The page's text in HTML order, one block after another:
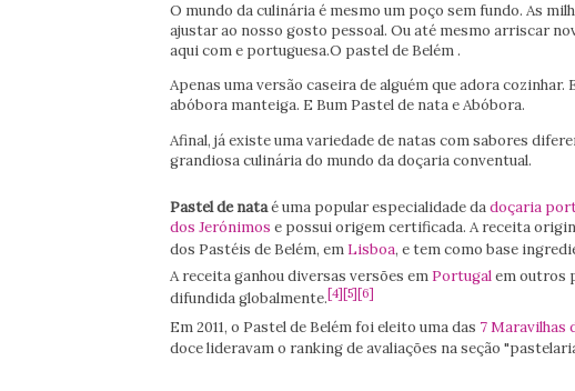
O mundo da culinária é mesmo um poço sem fundo. As
ajustar ao nosso gosto pessoal. Ou até mesmo arriscar
aqui com e portuguesa.O pastel de Belém .
Apenas uma versão caseira de alguém que adora cozinhar.
abóbora manteiga. E Bum Pastel de nata e Abóbora.
Afinal, já existe uma variedade de natas com sabores
grandiosa culinária do mundo da doçaria conventual.
Pastel de nataé uma popular especialidade dadoçaria
dos Jerónimos e possui origem certificada. A receita
dos Pastéis de Belém, emLisboa, e tem como base
A receita ganhou diversas versões emPortugalem outros
difundida globalmente.[4][5][6]
Em 2011, o Pastel de Belém foi eleito uma das 7 Maravilhas
doce lideravam o ranking de avaliações na seção